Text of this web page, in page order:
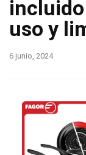
uso y
6 junio, 2024